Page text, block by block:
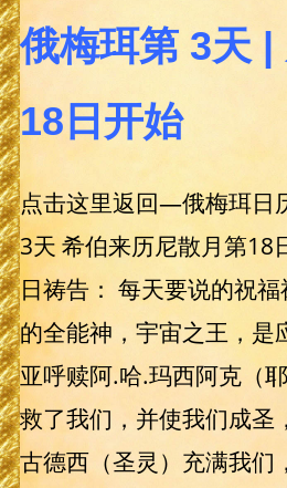
俄梅珥第 3天 |
18日开始
点击这里返回—俄梅珥日
3天 希伯来历尼散月第18
日祷告： 每天要说的祝
的全能神，宇宙之王，是
亚呼赎阿.哈.玛西阿克（
救了我们，并使我们成圣
古德西（圣灵）充满我们